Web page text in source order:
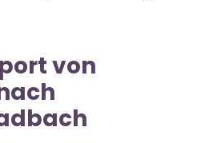
von